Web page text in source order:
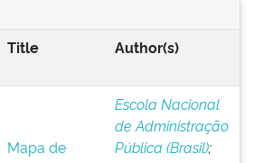
Title Author(s)
Mapa de
Escola Nacional
de Administração
Pública (Brasil);